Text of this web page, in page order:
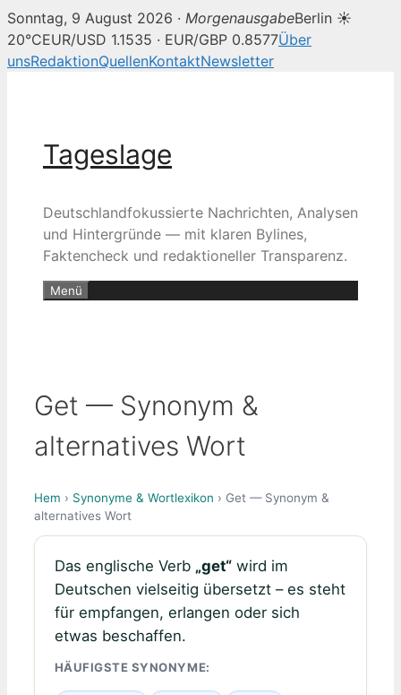
Sonntag, 9 August 2026 · MorgenausgabeBerlin ☀
20°CEUR/USD 1.1535 · EUR/GBP 0.8577Über
unsRedaktionQuellenKontaktNewsletter
Tageslage
Deutschlandfokussierte Nachrichten, Analysen
und Hintergründe — mit klaren Bylines,
Faktencheck und redaktioneller Transparenz.
Menü
Get — Synonym &
alternatives Wort
Hem › Synonyme & Wortlexikon › Get — Synonym &
alternatives Wort
Das englische Verb „get“wird im
Deutschen vielseitig übersetzt – es steht
für empfangen, erlangen oder sich
etwas beschaffen.
HÄUFIGSTE SYNONYME: